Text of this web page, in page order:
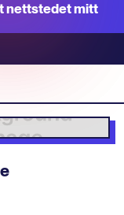
nettstedet mitt